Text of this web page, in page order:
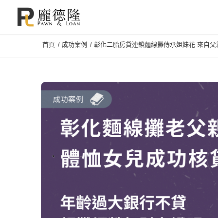
首頁 / 成功案例 / 彰化二胎房貸連鎖麵線攤傳承姐妹花 來自